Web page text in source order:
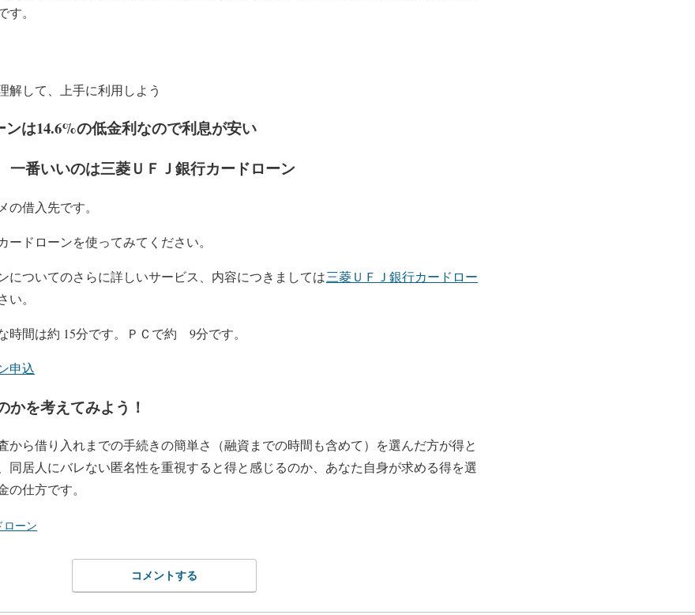
。
解して、上手に利用しよう
は14.6%の低金利なので利息が安い
番いいのは三菱ＵＦＪ銀行カードローン
借入先です。
ドローンを使ってみてください。
についてのさらに詳しいサービス、内容につきましては三菱ＵＦＪ銀行カードロー
い。
時間は約 15分です。ＰＣで約 9分です。
申込
かを考えてみよう！
から借り入れまでの手続きの簡単さ（融資までの時間も含めて）を選んだ方が得と
同居人にバレない匿名性を重視すると得と感じるのか、あなた自身が求める得を選
仕方です。
ローン
コメントする